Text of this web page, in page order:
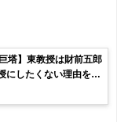
巨塔】東教授は財前五郎
にしたくない理由を考